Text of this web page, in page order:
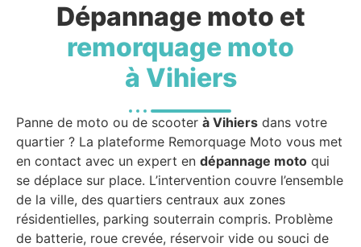
Dépannage moto et
remorquage moto
à Vihiers
Panne de moto ou de scooter à Vihiers dans votre
quartier ? La plateforme Remorquage Moto vous met
en contact avec un expert en dépannage moto qui
se déplace sur place. L’intervention couvre l’ensemble
de la ville, des quartiers centraux aux zones
résidentielles, parking souterrain compris. Problème
de batterie, roue crevée, réservoir vide ou souci de